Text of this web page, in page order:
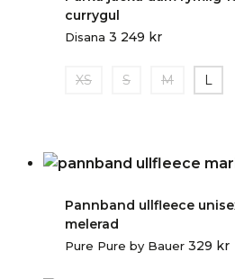
currygul
Disana 3 249 kr
XS S M L
Pannband ullfleece
melerad
Pure Pure by Bauer 329 kr